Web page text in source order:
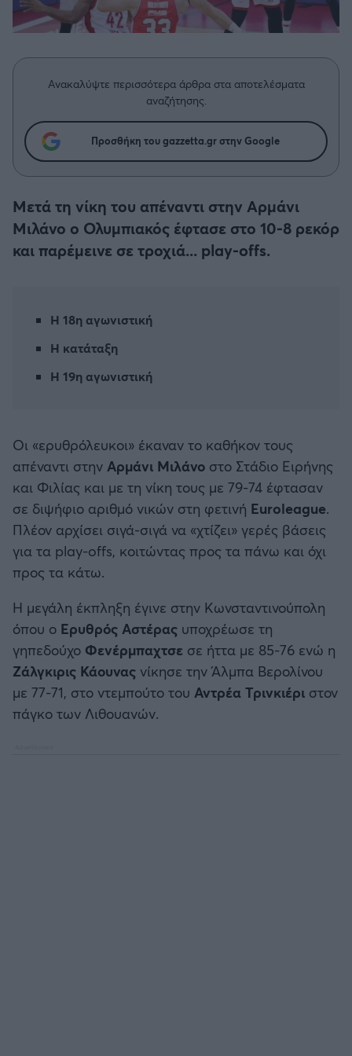
Δημήτρης Τσορμπατζόγλου
Άρης
Κηφισιά
Παναιτωλικός
Μπαρτσελόνα
Ρεάλ Μαδρίτης
Ατλέτικο Μαδρίτης
Μάντσεστερ Γιουνάιτεντ
Μάντσεστερ Σίτι
Λίβερπουλ
Τσέλσι
Συνεντεύξεις
Μεγάλη μου Αγάπη
Μια Ιστορία από την Πόλη
Ανακαλύψτε περισσότερα άρθρα στα αποτελέσματα
αναζήτησης.
Προσθήκη του gazzetta.gr στην Google
Μετά τη νίκη του απέναντι στην Αρμάνι
Μιλάνο ο Ολυμπιακός έφτασε στο 10-8 ρεκόρ
και παρέμεινε σε τροχιά... play-offs.
Η 18η αγωνιστική
Η κατάταξη
Η 19η αγωνιστική
Οι «ερυθρόλευκοι» έκαναν το καθήκον τους
απέναντι στην Αρμάνι Μιλάνο στο Στάδιο Ειρήνης
και Φιλίας και με τη νίκη τους με 79-74 έφτασαν
σε διψήφιο αριθμό νικών στη φετινή Euroleague.
Πλέον αρχίσει σιγά-σιγά να «χτίζει» γερές βάσεις
για τα play-offs, κοιτώντας προς τα πάνω και όχι
προς τα κάτω.
Η μεγάλη έκπληξη έγινε στην Κωνσταντινούπολη
όπου ο Ερυθρός Αστέρας υποχρέωσε τη
γηπεδούχο Φενέρμπαχτσε σε ήττα με 85-76 ενώ η
Ζάλγκιρις Κάουνας νίκησε την Άλμπα Βερολίνου
με 77-71, στο ντεμπούτο του Αντρέα Τρινκιέρι στον
πάγκο των Λιθουανών.